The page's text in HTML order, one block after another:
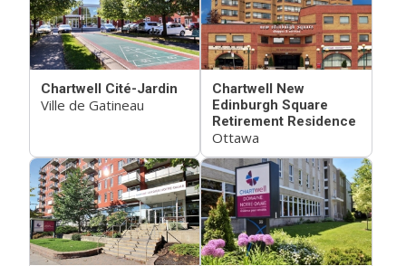
Chartwell Cité-Jardin
Ville de Gatineau
Chartwell New
Edinburgh Square
Retirement Residence
Ottawa